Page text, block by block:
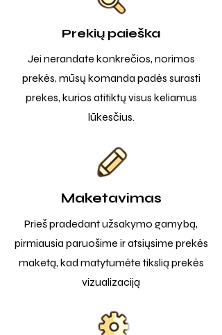
Prekių paieška
Jei nerandate konkrečios, norimos
prekės, mūsų komanda padės surasti
prekes, kurios atitiktų visus keliamus
lūkesčius.
Maketavimas
Prieš pradedant užsakymo gamybą,
pirmiausia paruošime ir atsiųsime prekės
maketą, kad matytumėte tikslią prekės
vizualizaciją